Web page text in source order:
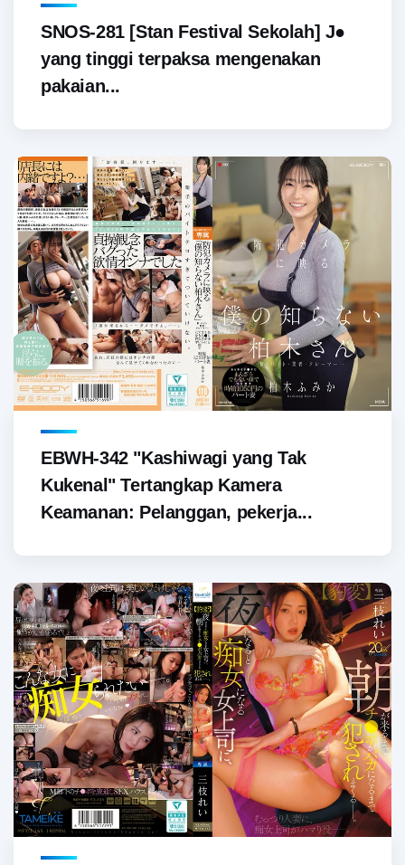
SNOS-281 [Stan Festival Sekolah] J●
yang tinggi terpaksa mengenakan
pakaian...
EBWH-342 "Kashiwagi yang Tak
Kukenal" Tertangkap Kamera
Keamanan: Pelanggan, pekerja...